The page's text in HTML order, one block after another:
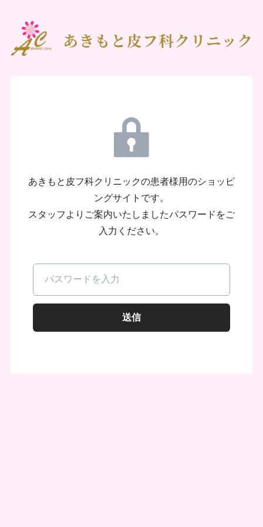
あきもと皮フ科クリニックの患者様用のショッピ
ングサイトです。
スタッフよりご案内いたしましたパスワードをご
入力ください。